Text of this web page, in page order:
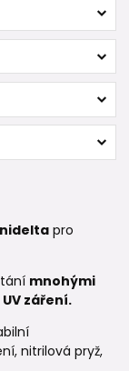
pro
mnohými
UV záření.
nitrilová pryž,